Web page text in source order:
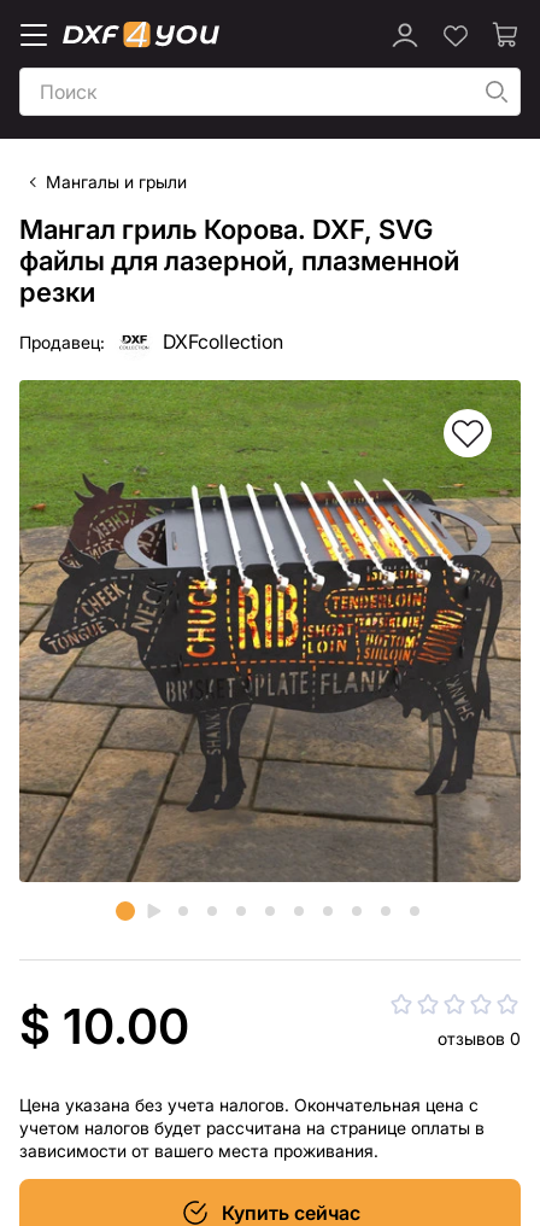
Мангалы и грыли
Мангал гриль Корова. DXF, SVG
файлы для лазерной, плазменной
резки
Продавец: DXFcollection
$ 10.00 отзывов 0
Цена указана без учета налогов. Окончательная цена с
учетом налогов будет рассчитана на странице оплаты в
зависимости от вашего места проживания.
Купить сейчас